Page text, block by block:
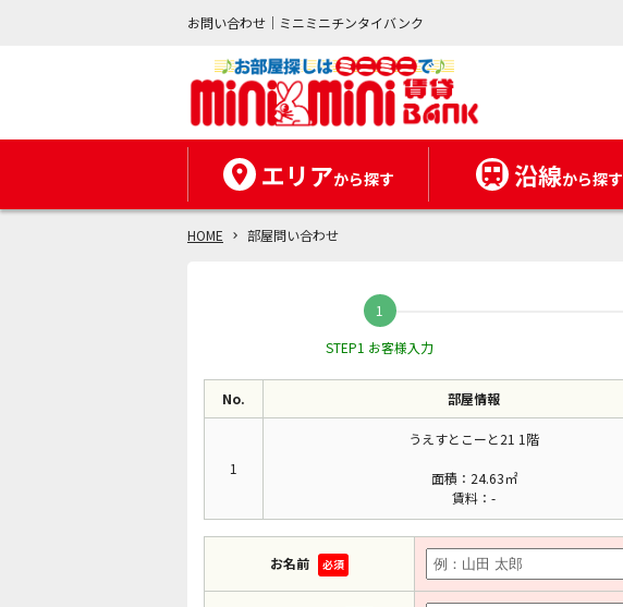
お問い合わせ｜ミニミニチンタイバンク
エリアから探す 沿線から探す
HOME 部屋問い合わせ
STEP1 お客様入力
No. 部屋情報
1
うえすとこーと21 1階
面積：24.63㎡
賃料：-
お名前 必須